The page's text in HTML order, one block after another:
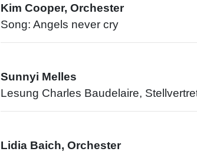
Kim Cooper, Orchester
Song: Angels never cry
Sunnyi Melles
Lesung Charles Baudelaire,
Lidia Baich, Orchester